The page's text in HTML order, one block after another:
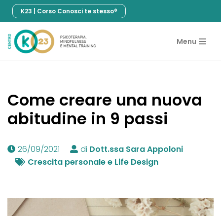
al
contenuto
K23 | Corso Conosci te stesso®
Menu
Come creare una nuova
abitudine in 9 passi
26/09/2021 di Dott.ssa Sara Appoloni
Crescita personale e Life Design